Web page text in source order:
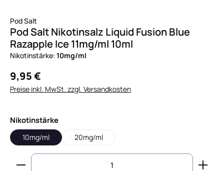
Pod Salt
Pod Salt Nikotinsalz Liquid Fusion Blue
Razapple Ice 11mg/ml 10ml
Nikotinstärke: 10mg/ml
9,95 €
Preise inkl. MwSt. zzgl. Versandkosten
Nikotinstärkeauswählen
10mg/ml 20mg/ml
Produkt Anzahl: Gib den gewünschten Wert